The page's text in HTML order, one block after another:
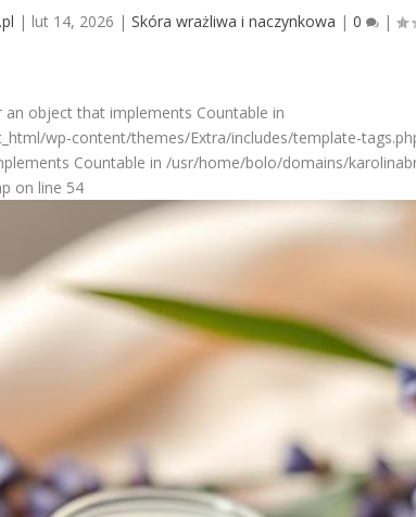
| lut 14, 2026 |Skóra wrażliwa i naczynkowa |0 |
object that implements Countable in
wp-content/themes/Extra/includes/template-
Countable in /usr/home/bolo/domains/
on line 54